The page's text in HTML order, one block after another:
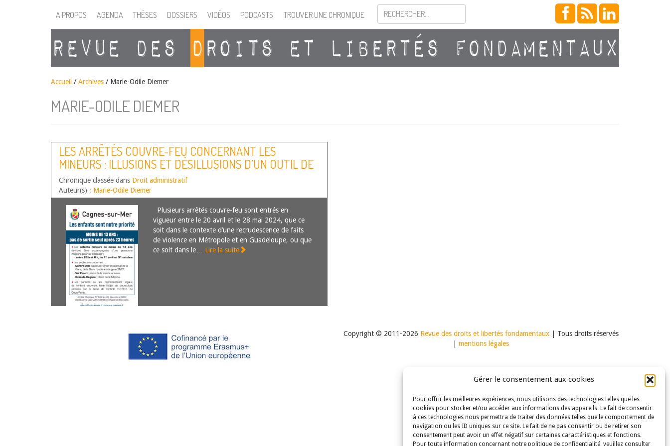
Gérer le consentement aux cookies
Pour offrir les meilleures expériences, nous utilisons des technologies telles que les
cookies pour stocker et/ou accéder aux informations des appareils. Le fait de consentir
à ces technologies nous permettra de traiter des données telles que le comportement de
navigation ou les ID uniques sur ce site. Le fait de ne pas consentir ou de retirer son
consentement peut avoir un effet négatif sur certaines caractéristiques et fonctions.
Pour toute information concernant notre politique de confidentialité, veuillez consulter
A PROPOS AGENDA THÈSES DOSSIERS VIDÉOS PODCASTS TROUVER UNE CHRONIQUE
Accueil / Archives / Marie-Odile Diemer
MARIE-ODILE DIEMER
LES ARRÊTÉS COUVRE-FEU CONCERNANT LES
MINEURS : ILLUSIONS ET DÉSILLUSIONS D’UN OUTIL DE
POLICE ADMINISTRATIVE
Chronique classée dans Droit administratif
Auteur(s) : Marie-Odile Diemer
Plusieurs arrêtés couvre-feu sont entrés en
vigueur entre le 20 avril et le 28 mai 2024, que ce
soit dans le contexte d’une recrudescence de faits
de violence en Métropole et en Guadeloupe, ou que
ce soit dans le… Lire la suite
Copyright © 2011-2026 Revue des droits et libertés fondamentaux| Tous droits réservés
mentions légales